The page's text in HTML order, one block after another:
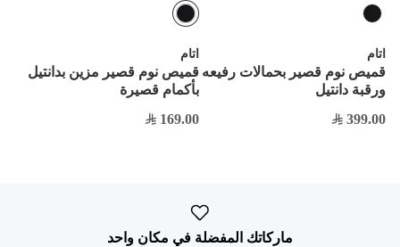
اتام
قميص نوم قصير بحمالات رفيعه
ورقبة دانتيل
399.00
اتام
قميص نوم قصير مزين بدانتيل
بأكمام قصيرة
169.00
ماركاتك المفضلة في مكان واحد